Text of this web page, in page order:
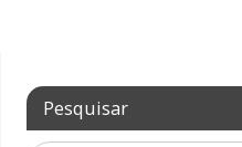
Pesquisar